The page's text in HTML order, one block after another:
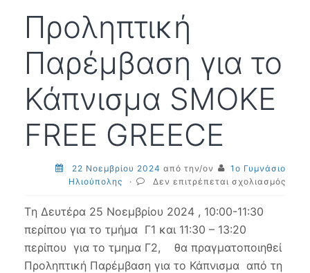
Προληπτική
Παρέμβαση για το
Κάπνισμα SMOKE
FREE GREECE
22 Νοεμβρίου 2024 από την/ον
1ο Γυμνάσιο
Ηλιούπολης
· Δεν επιτρέπεται σχολιασμός
Tη Δευτέρα 25 Νοεμβρίου 2024 , 10:00-11:30
περίπου για το τμήμα Γ1 και 11:30 – 13:20
περίπου για το τμημα Γ2, θα πραγματοποιηθεί
Προληπτική Παρέμβαση για το Κάπνισμα από τη